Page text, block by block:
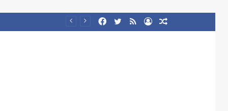
Log
RSS
Twitter
Facebook